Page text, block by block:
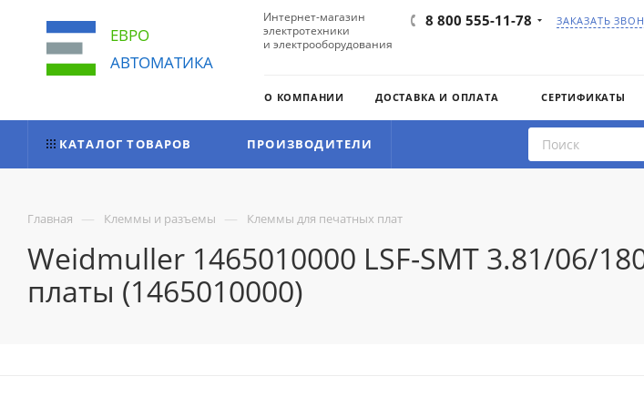
ЕВРО
АВТОМАТИКА
Интернет-магазин
электротехники
и электрооборудования
8 800 555-11-78 ЗАКАЗАТЬ
О КОМПАНИИ ДОСТАВКА И ОПЛАТА СЕРТИФИКАТЫ
КАТАЛОГ ТОВАРОВ ПРОИЗВОДИТЕЛИ
Главная — Клеммы и разъемы — Клеммы для печатных плат
Weidmuller 1465010000 LSF-SMT 3.81/06/
платы (1465010000)